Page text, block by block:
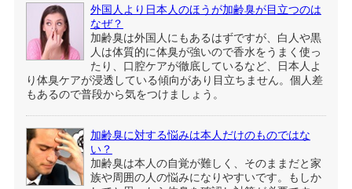
外国人より日本人のほうが加齢臭が目立つのは
なぜ？
加齢臭は外国人にもあるはずですが、白人や黒
人は体質的に体臭が強いので香水をうまく使っ
たり、口腔ケアが徹底しているなど、日本人よ
り体臭ケアが浸透している傾向があり目立ちません。個人差
もあるので普段から気をつけましょう。
加齢臭に対する悩みは本人だけのものではな
い？
加齢臭は本人の自覚が難しく、そのままだと家
族や周囲の人の悩みになりやすいです。もしか